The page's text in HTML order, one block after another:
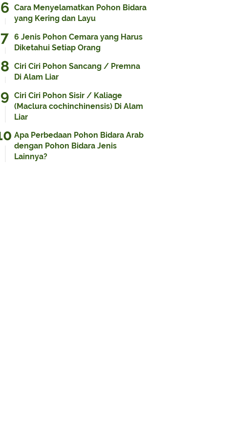
Cara Menyelamatkan Pohon Bidara
yang Kering dan Layu
6 Jenis Pohon Cemara yang Harus
Diketahui Setiap Orang
Ciri Ciri Pohon Sancang / Premna
Di Alam Liar
Ciri Ciri Pohon Sisir / Kaliage
(Maclura cochinchinensis) Di Alam
Liar
Apa Perbedaan Pohon Bidara Arab
dengan Pohon Bidara Jenis
Lainnya?